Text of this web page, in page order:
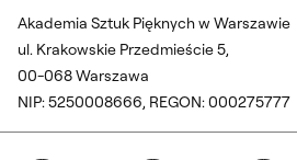
Akademia Sztuk Pięknych w Warszawie
ul. Krakowskie Przedmieście 5,
00-068 Warszawa
NIP: 5250008666, REGON: 000275777